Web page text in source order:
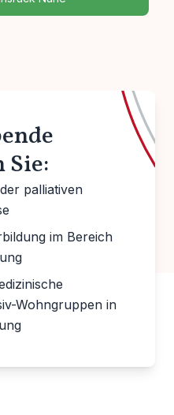
Sie:
palliativen
im Bereich
Wohngruppen in